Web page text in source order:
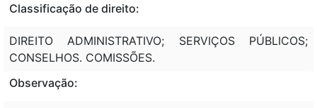
Classificação de direito:
DIREITO ADMINISTRATIVO; SERVIÇOS PÚBLICOS;
CONSELHOS. COMISSÕES.
Observação: